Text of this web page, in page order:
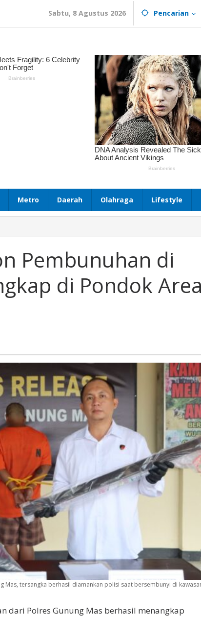
Sabtu, 8 Agustus 2026 Pencarian
Metro Daerah Olahraga Lifestyle
Pembunuhan di
di Pondok
Mas, tersangka berhasil diamankan polisi saat bersembunyi di
dari Polres Gunung Mas berhasil menangkap